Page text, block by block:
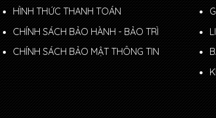
HÌNH THỨC THANH TOÁN
CHÍNH SÁCH BẢO HÀNH - BẢO TRÌ
CHÍNH SÁCH BẢO MẬT THÔNG TIN